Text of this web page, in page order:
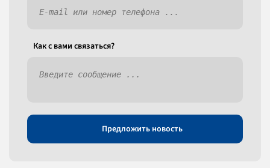
Как c вами связаться?
Предложить новость